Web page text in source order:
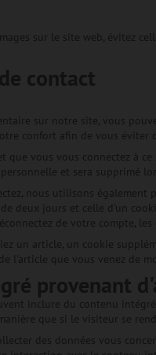
sur le site web, évitez
contact
sur notre site, vous
confort afin de vous éviter
que vous vous connectez à
et sera supprimé
nous utilisons
deux jours et celle d'un
de votre compte,
un article, un cookie
l'article que vous venez de
provenant
inclure du contenu
que si le visiteur se
des données vous